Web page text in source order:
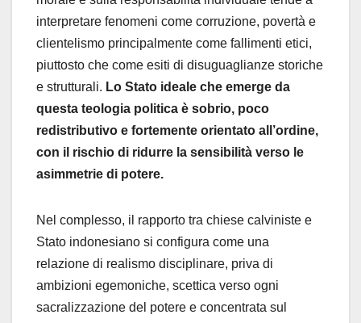
interpretare fenomeni come corruzione, povertà e
clientelismo principalmente come fallimenti etici,
piuttosto che come esiti di disuguaglianze storiche
e strutturali. Lo Stato ideale che emerge da
questa teologia politica è sobrio, poco
redistributivo e fortemente orientato all’ordine,
con il rischio di ridurre la sensibilità verso le
asimmetrie di potere.
Nel complesso, il rapporto tra chiese calviniste e
Stato indonesiano si configura come una
relazione di realismo disciplinare, priva di
ambizioni egemoniche, scettica verso ogni
sacralizzazione del potere e concentrata sul